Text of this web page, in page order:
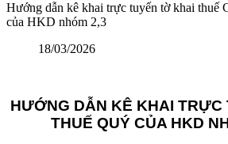
Hướng dẫn kê khai trực tuyến tờ khai thuế
của HKD nhóm 2,3
18/03/2026
HƯỚNG DẪN KÊ KHAI TRỰC
THUẾ QUÝ CỦA HKD